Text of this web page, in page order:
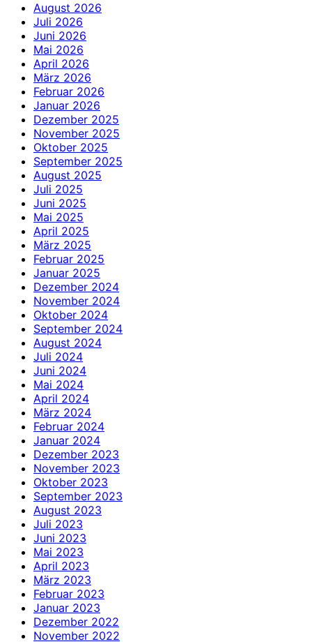
August 2026
Juli 2026
Juni 2026
Mai 2026
April 2026
März 2026
Februar 2026
Januar 2026
Dezember 2025
November 2025
Oktober 2025
September 2025
August 2025
Juli 2025
Juni 2025
Mai 2025
April 2025
März 2025
Februar 2025
Januar 2025
Dezember 2024
November 2024
Oktober 2024
September 2024
August 2024
Juli 2024
Juni 2024
Mai 2024
April 2024
März 2024
Februar 2024
Januar 2024
Dezember 2023
November 2023
Oktober 2023
September 2023
August 2023
Juli 2023
Juni 2023
Mai 2023
April 2023
März 2023
Februar 2023
Januar 2023
Dezember 2022
November 2022